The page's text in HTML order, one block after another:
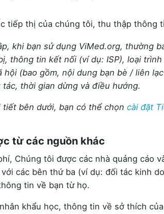
tiếp thị của chúng tôi, thu thập thông
khi bạn sử dụng ViMed.org, thường
thông tin kết nối (ví dụ: ISP), loại
hội (bao gồm, nội dung bạn bè / liên
thời gian dừng và điều hướng.
bên dưới, bạn có thể chọn cài đặt
từ các nguồn khác
Chúng tôi được các nhà quảng cáo
các bên thứ ba (ví dụ: đối tác kinh
tin về bạn từ họ.
khẩu học, thông tin về sở thích